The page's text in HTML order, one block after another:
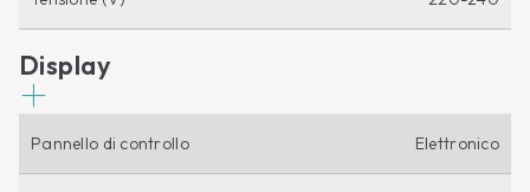
Display
Pannello di controllo Elettronico